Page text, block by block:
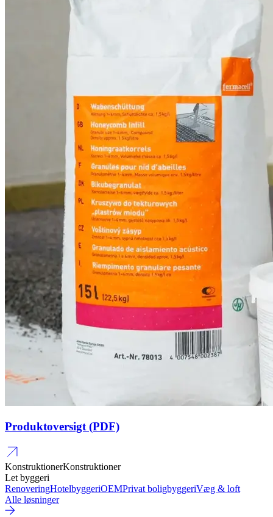
Produktoversigt (PDF)
KonstruktionerKonstruktioner
Let byggeri
RenoveringHotelbyggeriOEMPrivat boligbyggeriVæg & loft
Alle løsninger